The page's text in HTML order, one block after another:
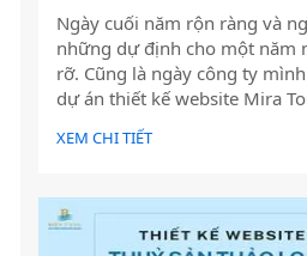
Ngày cuối năm rộn ràng và
những dự định cho một năm
rỡ. Cũng là ngày công ty
dự án thiết kế website Mira
Né – một website chuyên về
lịch và thuê xe
XEM CHI TIẾT